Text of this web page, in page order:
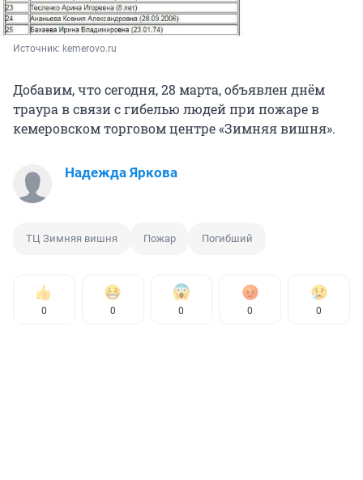
Источник: kemerovo.ru
Добавим, что сегодня, 28 марта, объявлен днём
траура в связи с гибелью людей при пожаре в
кемеровском торговом центре «Зимняя вишня».
Надежда Яркова
ТЦ Зимняя вишня Пожар Погибший
0 0 0 0 0